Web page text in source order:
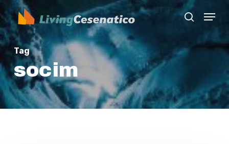
Skip
to
main
content
search
Menu
Tag
socim
Close
Menu